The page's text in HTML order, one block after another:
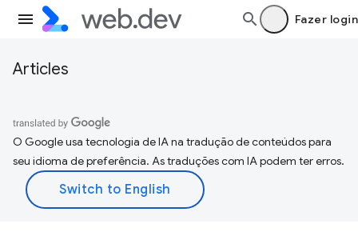
Fazer login
Articles
O Google usa tecnologia de IA na tradução de conteúdos para
seu idioma de preferência. As traduções com IA podem ter erros.